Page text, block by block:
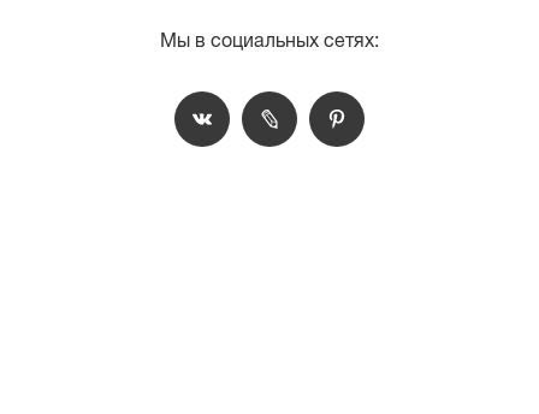
Мы в социальных сетях: